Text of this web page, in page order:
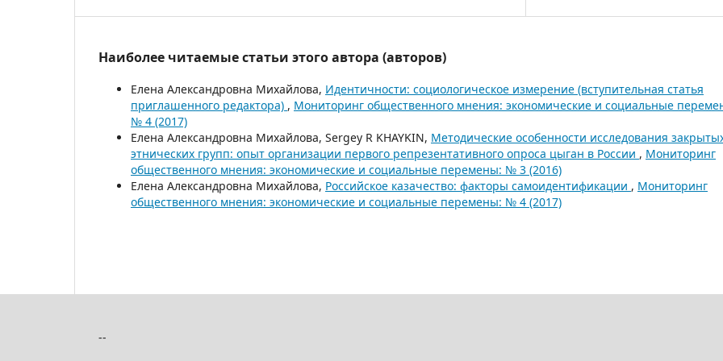
Наиболее читаемые статьи этого автора (авторов)
Елена Александровна Михайлова, Идентичности: социологическое измерение (вступительная статья
приглашенного редактора) , Мониторинг общественного мнения: экономические и социальные
№ 4 (2017)
Елена Александровна Михайлова, Sergey R KHAYKIN, Методические особенности исследования
этнических групп: опыт организации первого репрезентативного опроса цыган в России , Мониторинг
общественного мнения: экономические и социальные перемены: № 3 (2016)
Елена Александровна Михайлова, Российское казачество: факторы самоидентификации , Мониторинг
общественного мнения: экономические и социальные перемены: № 4 (2017)
--